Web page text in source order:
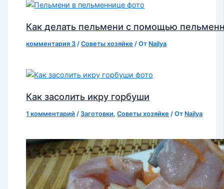
Как делать пельмени с помощью
комментария 3 /Советы хозяйке / От Najlya
Как засолить икру горбуши
1 комментарий /Заготовки,Советы хозяйке / От Najlya